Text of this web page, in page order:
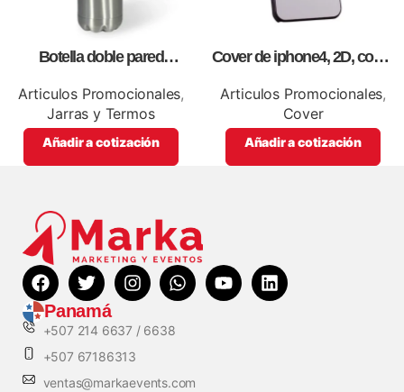
Botella doble pared
Articulos Promocionales,
Jarras y Termos
Añadir a cotización
Cover de iphone4, 2D, como
Articulos Promocionales,
Cover
Añadir a cotización
Panamá
+507 214 6637 / 6638
+507 67186313
ventas@markaevents.com